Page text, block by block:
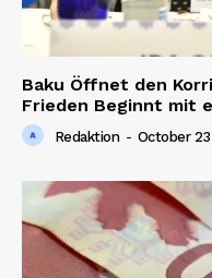
Baku Öffnet den
Frieden Beginnt mit
Redaktion - October